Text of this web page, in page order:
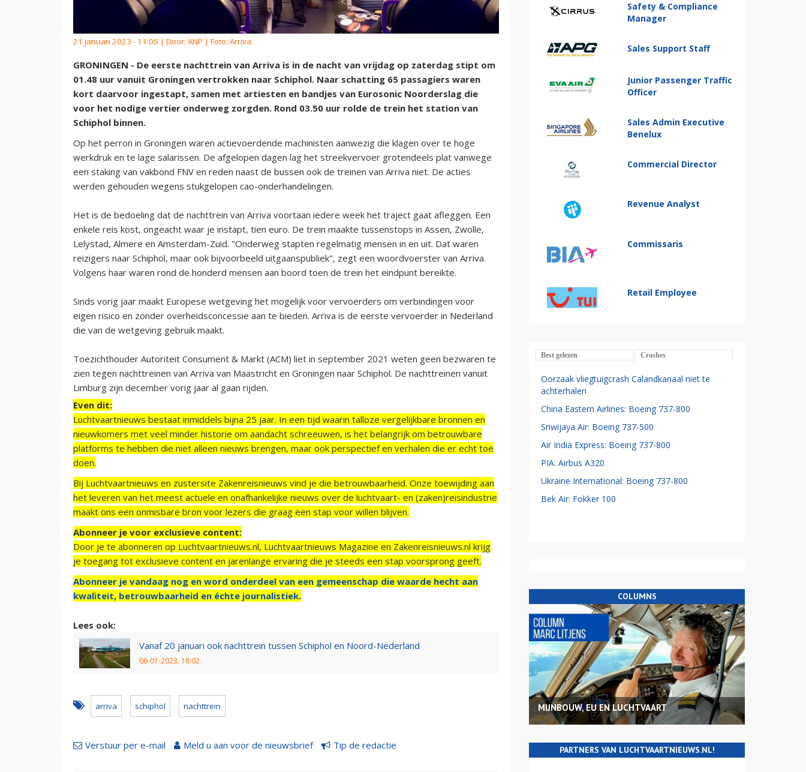
21 januari 2023 - 11:05 | Door: ANP | Foto: Arriva
GRONINGEN - De eerste nachttrein van Arriva is in de nacht van vrijdag op zaterdag stipt om
01.48 uur vanuit Groningen vertrokken naar Schiphol. Naar schatting 65 passagiers waren
kort daarvoor ingestapt, samen met artiesten en bandjes van Eurosonic Noorderslag die
voor het nodige vertier onderweg zorgden. Rond 03.50 uur rolde de trein het station van
Schiphol binnen.
Op het perron in Groningen waren actievoerdende machinisten aanwezig die klagen over te hoge
werkdruk en te lage salarissen. De afgelopen dagen lag het streekvervoer grotendeels plat vanwege
een staking van vakbond FNV en reden naast de bussen ook de treinen van Arriva niet. De acties
werden gehouden wegens stukgelopen cao-onderhandelingen.
Het is de bedoeling dat de nachttrein van Arriva voortaan iedere week het traject gaat afleggen. Een
enkele reis kost, ongeacht waar je instapt, tien euro. De trein maakte tussenstops in Assen, Zwolle,
Lelystad, Almere en Amsterdam-Zuid. "Onderweg stapten regelmatig mensen in en uit. Dat waren
reizigers naar Schiphol, maar ook bijvoorbeeld uitgaanspubliek", zegt een woordvoerster van Arriva.
Volgens haar waren rond de honderd mensen aan boord toen de trein het eindpunt bereikte.
Sinds vorig jaar maakt Europese wetgeving het mogelijk voor vervoerders om verbindingen voor
eigen risico en zonder overheidsconcessie aan te bieden. Arriva is de eerste vervoerder in Nederland
die van de wetgeving gebruik maakt.
Toezichthouder Autoriteit Consument & Markt (ACM) liet in september 2021 weten geen bezwaren te
zien tegen nachttreinen van Arriva van Maastricht en Groningen naar Schiphol. De nachttreinen vanuit
Limburg zijn december vorig jaar al gaan rijden.
Even dit:
Luchtvaartnieuws bestaat inmiddels bijna 25 jaar. In een tijd waarin talloze vergelijkbare bronnen en
nieuwkomers met veel minder historie om aandacht schreeuwen, is het belangrijk om betrouwbare
platforms te hebben die niet alleen nieuws brengen, maar ook perspectief en verhalen die er echt toe
doen.
Bij Luchtvaartnieuws en zustersite Zakenreisnieuws vind je die betrouwbaarheid. Onze toewijding aan
het leveren van het meest actuele en onafhankelijke nieuws over de luchtvaart- en (zaken)reisindustrie
maakt ons een onmisbare bron voor lezers die graag een stap voor willen blijven.
Abonneer je voor exclusieve content:
Door je te abonneren op Luchtvaartnieuws.nl, Luchtvaartnieuws Magazine en Zakenreisnieuws.nl krijg
je toegang tot exclusieve content en jarenlange ervaring die je steeds een stap voorsprong geeft.
Abonneer je vandaag nog en word onderdeel van een gemeenschap die waarde hecht aan
kwaliteit, betrouwbaarheid en échte journalistiek.
Lees ook:
Vanaf 20 januari ook nachttrein tussen Schiphol en Noord-Nederland
06-01-2023, 18:02
arriva schiphol nachttrein
Verstuur per e-mail Meld u aan voor de nieuwsbrief Tip de redactie
Safety & Compliance
Manager
Sales Support Staff
Junior Passenger Traffic
Officer
Sales Admin Executive
Benelux
Commercial Director
Revenue Analyst
Commissaris
Retail Employee
Best gelezen Crashes
Oorzaak vliegtuigcrash Calandkanaal niet te
achterhalen
China Eastern Airlines: Boeing 737-800
Sriwijaya Air: Boeing 737-500
Air India Express: Boeing 737-800
PIA: Airbus A320
Ukraine International: Boeing 737-800
Bek Air: Fokker 100
COLUMNS
MIJNBOUW, EU EN LUCHTVAART
PARTNERS VAN LUCHTVAARTNIEUWS.NL!